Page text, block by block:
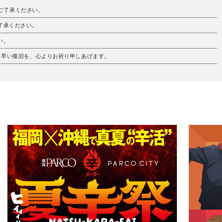
承ください。
ください。
い復旧を、心よりお祈り申しあげます。